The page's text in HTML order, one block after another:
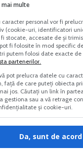
a
bazei de
si “Decizie de
fizice”, avand
obtinute din
doua ordonante
regulilor
Codul fiscal.
multe
caracter personal vor fi
(cookie-uri, identificatori
stocate, accesate de și
fi folosite în mod specific
putem folosi date exacte
partenerilor.
pot prelucra datele cu
față de care puteți obiecta
jos. Căutați un link în
gestiona sau a vă retrage
și cookie-uri.
Da, sunt de acord